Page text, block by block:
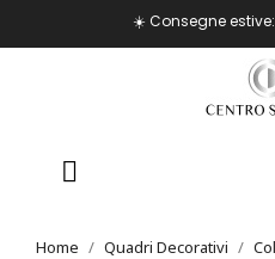
☀️ Consegne
Home Quadri Decorativi